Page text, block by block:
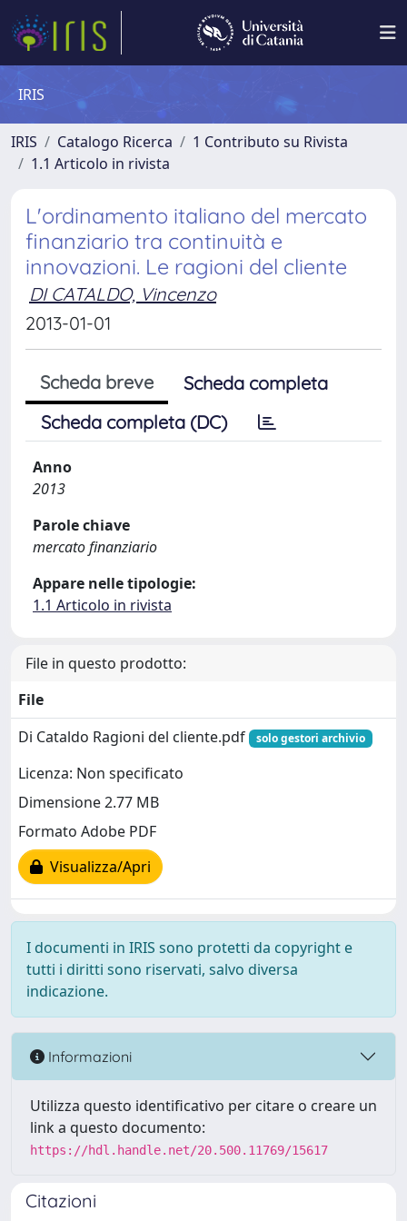
IRIS
IRIS Catalogo Ricerca
1 Contributo su Rivista
1.1 Articolo in rivista
L'ordinamento italiano del mercato
finanziario tra continuità e
innovazioni. Le ragioni del cliente
DI CATALDO, Vincenzo
2013-01-01
Scheda breve
Scheda completa
Scheda completa (DC)
Anno
2013
Parole chiave
mercato finanziario
Appare nelle tipologie:
1.1 Articolo in rivista
File in questo prodotto:
File
Di Cataldo Ragioni del cliente.pdf
solo gestori archivio
Licenza: Non specificato
Dimensione 2.77 MB
Formato Adobe PDF
Visualizza/Apri
I documenti in IRIS sono protetti da copyright e
tutti i diritti sono riservati, salvo diversa
indicazione.
Informazioni
Utilizza questo identificativo per citare o creare un
link a questo documento:
https://hdl.handle.net/20.500.11769/15617
Citazioni